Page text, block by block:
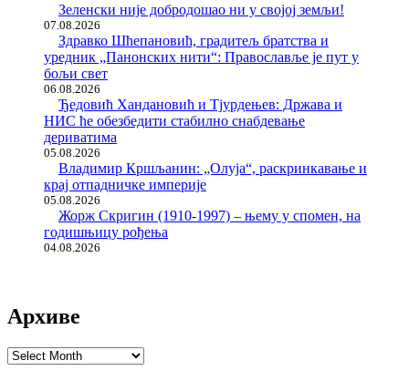
Зеленски није добродошао ни у својој земљи!
07.08.2026
Здравко Шћепановић, градитељ братства и
уредник „Панонских нити“: Православље је пут у
бољи свет
06.08.2026
Ђедовић Хандановић и Тјурдењев: Држава и
НИС ће обезбедити стабилно снабдевање
дериватима
05.08.2026
Владимир Кршљанин: „Олуја“, раскринкавање и
крај отпадничке империје
05.08.2026
Жорж Скригин (1910-1997) – њему у спомен, на
годишњицу рођења
04.08.2026
Архиве
Архиве